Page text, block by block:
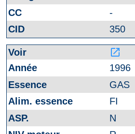
-
350
launch
1996
GAS
FI
N